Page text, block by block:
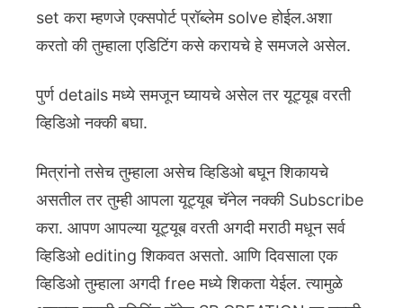
set करा म्हणजे एक्सपोर्ट प्रॉब्लेम solve होईल.अशा
करतो की तुम्हाला एडिटिंग कसे करायचे हे समजले असेल.
पुर्ण details मध्ये समजून घ्यायचे असेल तर यूट्यूब वरती
व्हिडिओ नक्की बघा.
मित्रांनो तसेच तुम्हाला असेच व्हिडिओ बघून शिकायचे
असतील तर तुम्ही आपला यूट्यूब चॅनेल नक्की Subscribe
करा. आपण आपल्या यूट्यूब वरती अगदी मराठी मधून सर्व
व्हिडिओ editing शिकवत असतो. आणि दिवसाला एक
व्हिडिओ तुम्हाला अगदी free मध्ये शिकता येईल. त्यामुळे